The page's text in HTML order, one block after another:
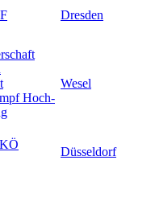
Dresden
Hoch-
Wesel
Düsseldorf